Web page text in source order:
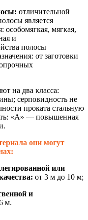
отличительной
является
особомягкая, мягкая,
и
полосы
от заготовки
на два класса:
серповидность не
проката стальную
«А» — повышенная
они могут
или
от 3 м до 10 м;
и
м.